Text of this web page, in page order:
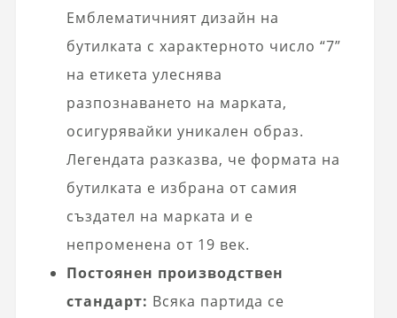
Емблематичният дизайн на
бутилката с характерното число “7”
на етикета улеснява
разпознаването на марката,
осигурявайки уникален образ.
Легендата разказва, че формата на
бутилката е избрана от самия
създател на марката и е
непроменена от 19 век.
Постоянен производствен
стандарт: Всяка партида се